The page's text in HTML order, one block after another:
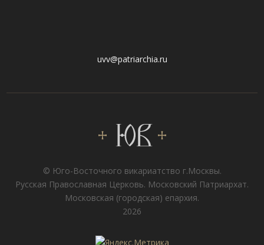
uvv@patriarchia.ru
© Юго-Восточного викариатствo г.Москвы.
Русская Православная Церковь. Московский Патриархат.
Московская (городская) епархия.
2026